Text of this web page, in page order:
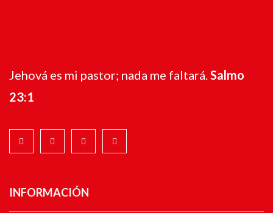
Jehová es mi pastor; nada me faltará. Salmo
23:1
INFORMACIÓN